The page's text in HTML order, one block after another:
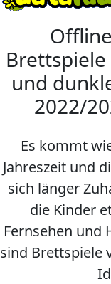
und
2022/
Es kommt
Jahreszeit und
sich länger
die Kinder
Fernsehen und
sind Brettspiele